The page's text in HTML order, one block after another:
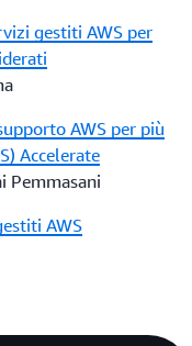
gestiti AWS per
AWS per più
Accelerate
Pemmasani
AWS